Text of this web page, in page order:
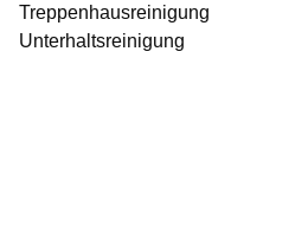
Treppenhausreinigung
Unterhaltsreinigung